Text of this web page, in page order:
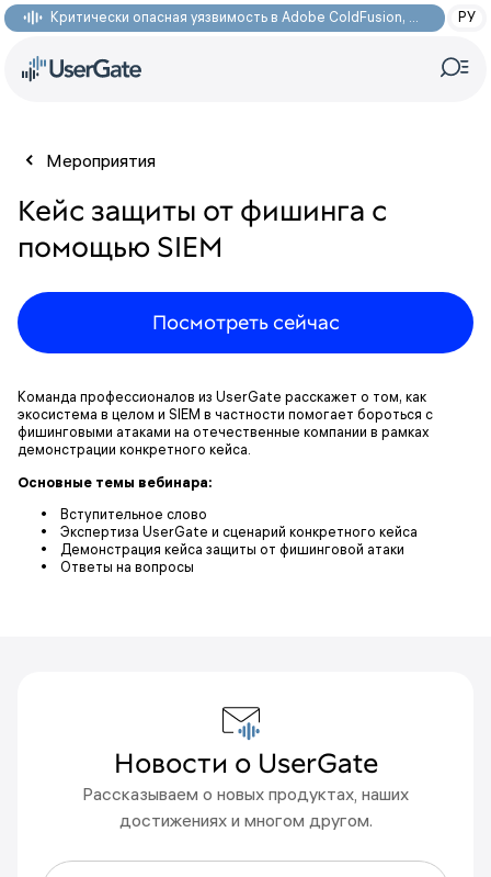
Критически опасная уязвимость в Adobe ColdFusion, позволяющая получить доступ к произвольным файлам: CVE-2026-48282 РУ
Мероприятия
Кейс защиты от фишинга с
помощью SIEM
Посмотреть сейчас
Команда профессионалов из UserGate расскажет о том, как
экосистема в целом и SIEM в частности помогает бороться с
фишинговыми атаками на отечественные компании в рамках
демонстрации конкретного кейса.
Основные темы вебинара:
Вступительное слово
Экспертиза UserGate и сценарий конкретного кейса
Демонстрация кейса защиты от фишинговой атаки
Ответы на вопросы
Новости о UserGate
Рассказываем о новых продуктах, наших
достижениях и многом другом.
Что-то пошло не так
Пожалуйста, попробуйте еще раз
позднее.